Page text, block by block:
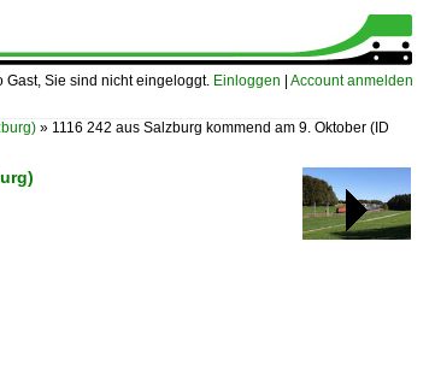
Gast, Sie sind nicht eingeloggt. Einloggen Account anmelden
» 1116 242 aus Salzburg kommend am 9. Oktober (ID